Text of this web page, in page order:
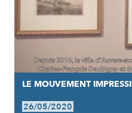
LE MOUVEMENT
26/05/2020